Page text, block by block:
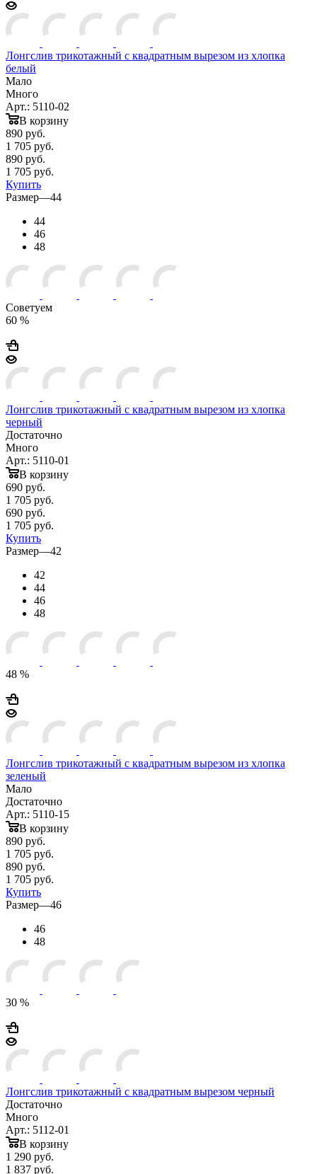
Лонгслив трикотажный с квадратным вырезом из хлопка
белый
Мало
Много
Арт.: 5110-02
В корзину
890 руб.
1 705 руб.
890 руб.
1 705 руб.
Купить
Размер—44
44
46
48
Советуем
60 %
Лонгслив трикотажный с квадратным вырезом из хлопка
черный
Достаточно
Много
Арт.: 5110-01
В корзину
690 руб.
1 705 руб.
690 руб.
1 705 руб.
Купить
Размер—42
42
44
46
48
48 %
Лонгслив трикотажный с квадратным вырезом из хлопка
зеленый
Мало
Достаточно
Арт.: 5110-15
В корзину
890 руб.
1 705 руб.
890 руб.
1 705 руб.
Купить
Размер—46
46
48
30 %
Лонгслив трикотажный с квадратным вырезом черный
Достаточно
Много
Арт.: 5112-01
В корзину
1 290 руб.
1 837 руб.